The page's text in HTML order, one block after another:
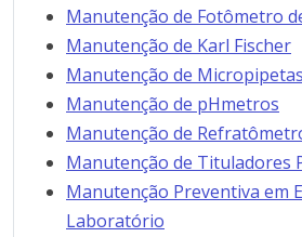
Manutenção de Fotômetro
Manutenção de Karl Fischer
Manutenção de Micropipetas
Manutenção de pHmetros
Manutenção de
Manutenção de Tituladores
Manutenção Preventiva em
Laboratório